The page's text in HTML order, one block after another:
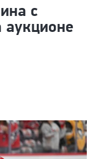
с
аукционе